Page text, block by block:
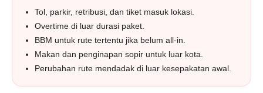
Tol, parkir, retribusi, dan tiket masuk lokasi.
Overtime di luar durasi paket.
BBM untuk rute tertentu jika belum all-in.
Makan dan penginapan sopir untuk luar kota.
Perubahan rute mendadak di luar kesepakatan awal.